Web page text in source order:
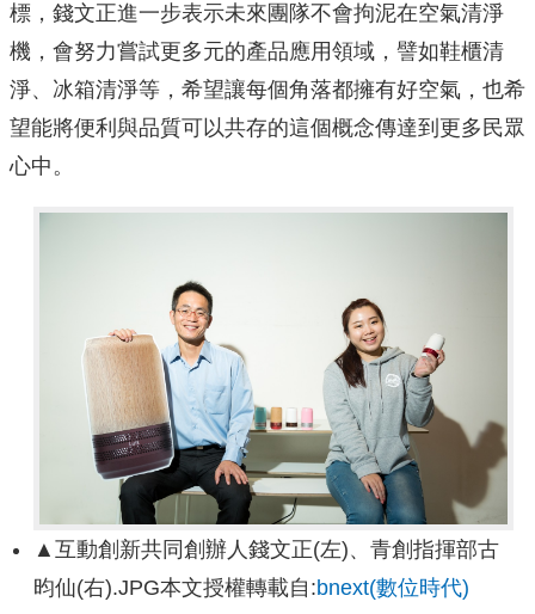
標，錢文正進一步表示未來團隊不會拘泥在空氣清淨
機，會努力嘗試更多元的產品應用領域，譬如鞋櫃清
淨、冰箱清淨等，希望讓每個角落都擁有好空氣，也希
望能將便利與品質可以共存的這個概念傳達到更多民眾
心中。
▲互動創新共同創辦人錢文正(左)、青創指揮部古
昀仙(右).JPG本文授權轉載自:bnext(數位時代)